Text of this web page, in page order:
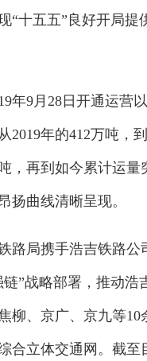
“十五五”良好开局提
9月28日开通运营
2019年的412万吨，到
，再到如今累计运量
扬曲线清晰呈现。
局携手浩吉铁路公
”战略部署，推动浩
柳、京广、京九等10
合立体交通网。截至